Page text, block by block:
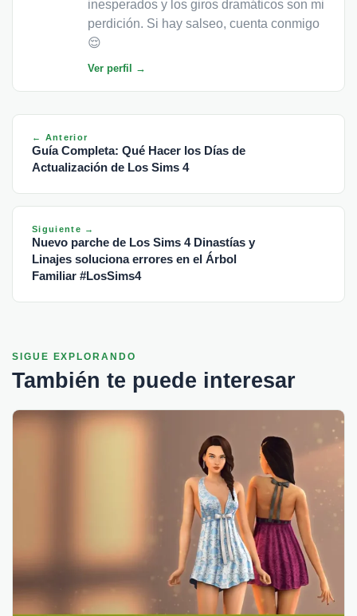
inesperados y los giros dramáticos son mi
perdición. Si hay salseo, cuenta conmigo
😌
Ver perfil →
← Anterior
Guía Completa: Qué Hacer los Días de
Actualización de Los Sims 4
Siguiente →
Nuevo parche de Los Sims 4 Dinastías y
Linajes soluciona errores en el Árbol
Familiar #LosSims4
SIGUE EXPLORANDO
También te puede interesar